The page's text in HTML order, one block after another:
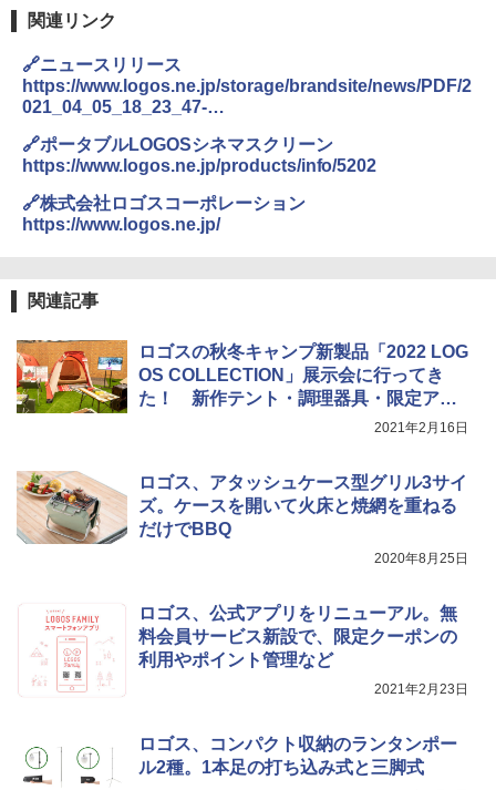
ENDLESS BASE 《めざましテレビで紹介》
テント ワンタッチ RENEW 幅200 2-3人用 43
500002(88859)
￥5,999
[キャンパーズコレクション 山善] 傘みたいに
広げるだけ パッとサッとテント ブラックコ
ーティング フルクローズ メッシュ 3-4人用
[キャンパーズコレクション 山善] 傘みたいに
広げるだけ パッとサッとテント キューブワ
ーズ メッシュ 5人用 簡単設置 ポップアップ
￥15,990
￥6,999
熊撃退スプレー 熊よけスプレー 熊スプレー
【日本企業販売】超強力クマ対策スプレー 30
0ml（連続噴射30秒）110ml（連続噴射15
秒）射程5～10m 安全ロック搭載 携帯収納袋
付き ヒグマ・イノシシ対策 自治体・教育機
関の購入実績 登山・キャンプ・アウトドア・
着替えテント トイレテント 透けない【換気
通気窓付き】収納袋付き UVカット 防水 防災
関連リンク
🔗ニュースリリース
https://www.logos.ne.jp/storage/brandsite/news/PDF/2
021_04_05_18_23_47-
%E3%83%9B%E3%82%9A%E3%83%BC%E3%82%BF
%E3%83%95%E3%82%99%E3%83%AB%20LOGOS%
E3%82%B7%E3%83%8D%E3%83%9E%E3%82%B9%
E3%82%AF%E3%83%AA%E3%83%BC%E3%83%B3
%E3%80%8D_%E6%9C%80%E7%B5%82%E7%A8%B
🔗ポータブルLOGOSシネマスクリーン
https://www.logos.ne.jp/products/info/5202
🔗株式会社ロゴスコーポレーション
https://www.logos.ne.jp/
関連記事
ロゴスの秋冬キャンプ新製品「2022 LOG
OS COLLECTION」展示会に行ってき
た！ 新作テント・調理器具・限定アイ
2021年2月16日
ロゴス、アタッシュケース型グリル3サイ
ズ。ケースを開いて火床と焼網を重ねる
だけでBBQ
2020年8月25日
ロゴス、公式アプリをリニューアル。無
料会員サービス新設で、限定クーポンの
利用やポイント管理など
2021年2月23日
ロゴス、コンパクト収納のランタンポー
ル2種。1本足の打ち込み式と三脚式